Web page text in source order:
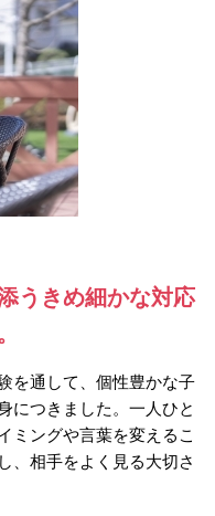
うきめ細かな対応
を通して、個性豊かな子
につきました。一人ひと
ミングや言葉を変えるこ
、相手をよく見る大切さ